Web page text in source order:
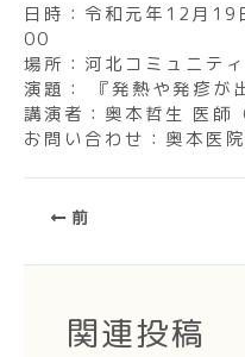
日時：令和元年12月19
00
場所：河北コミュニテ
演題： 『発熱や発疹が
講演者：奥本哲生 医師
お問い合わせ：奥本
前
関連投稿